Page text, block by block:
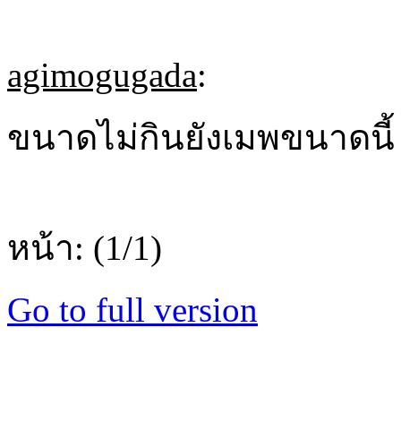
agimogugada:
ขนาดไม่กินยังเมพขนาดนี้
หน้า: (1/1)
Go to full version